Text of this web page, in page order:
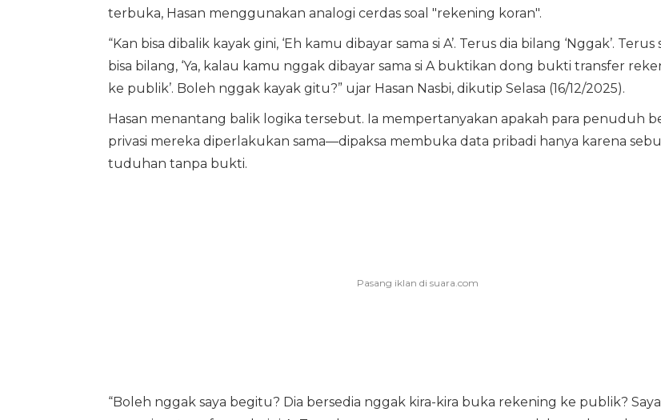
terbuka, Hasan menggunakan analogi cerdas soal "rekening koran".
“Kan bisa dibalik kayak gini, ‘Eh kamu dibayar sama si A’. Terus dia bilang ‘Nggak’. Terus
bisa bilang, ‘Ya, kalau kamu nggak dibayar sama si A buktikan dong bukti transfer
ke publik’. Boleh nggak kayak gitu?” ujar Hasan Nasbi, dikutip Selasa (16/12/2025).
Hasan menantang balik logika tersebut. Ia mempertanyakan apakah para penuduh
privasi mereka diperlakukan sama—dipaksa membuka data pribadi hanya karena
tuduhan tanpa bukti.
“Boleh nggak saya begitu? Dia bersedia nggak kira-kira buka rekening ke publik?